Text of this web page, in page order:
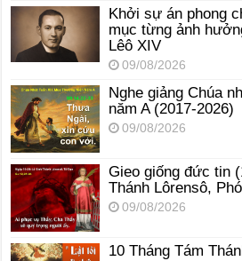
Khởi sự án phong
mục từng ảnh
Lêô XIV
09/08/2026
Nghe giảng Chúa
năm A (2017-2026)
09/08/2026
Gieo giống đức tin
Thánh Lôrensô,
09/08/2026
10 Tháng Tám